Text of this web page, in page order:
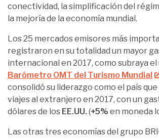
conectividad, la simplificación del
la mejoría de la economía mundial.
Los 25 mercados emisores más
registraron en su totalidad un mayor
internacional en 2017, como subraya
Barómetro OMT del Turismo Mundial
consolidó su liderazgo como el país
viajes al extranjero en 2017, con un
dólares de los EE.UU. (+5% en moneda
Las otras tres economías del grupo